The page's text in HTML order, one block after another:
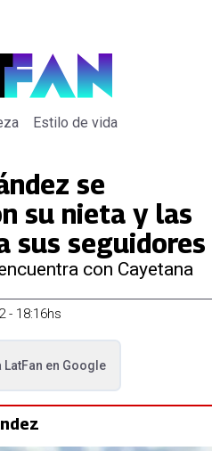
Estilo de vida
se
su nieta y las
sus seguidores
con Cayetana
- 18:16hs
LatFan en Google